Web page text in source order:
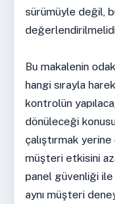
sürümüyle değil,
Bu makalenin
hangi sırayla
kontrolün
dönüleceği
çalıştırmak
müşteri etkisini
panel güvenliği
aynı müşteri